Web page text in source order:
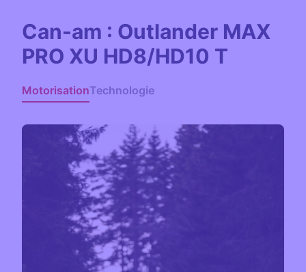
Can-am : Outlander MAX
PRO XU HD8/HD10 T
MotorisationTechnologie